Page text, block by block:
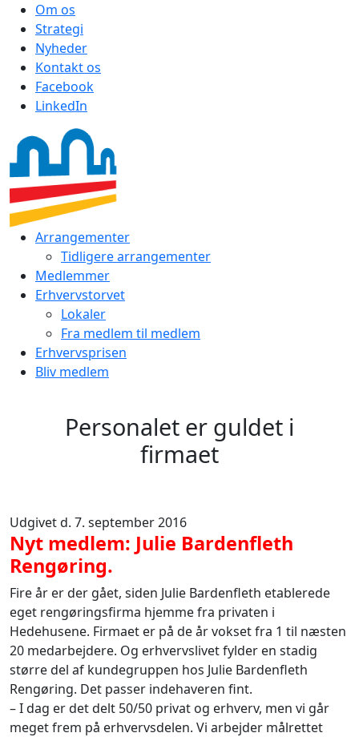
Om os
Strategi
Nyheder
Kontakt os
Facebook
LinkedIn
Arrangementer
Tidligere arrangementer
Medlemmer
Erhvervstorvet
Lokaler
Fra medlem til medlem
Erhvervsprisen
Bliv medlem
Personalet er guldet i
firmaet
Udgivet d. 7. september 2016
Nyt medlem: Julie Bardenfleth
Rengøring.
Fire år er der gået, siden Julie Bardenfleth etablerede
eget rengøringsfirma hjemme fra privaten i
Hedehusene. Firmaet er på de år vokset fra 1 til næsten
20 medarbejdere. Og erhvervslivet fylder en stadig
større del af kundegruppen hos Julie Bardenfleth
Rengøring. Det passer indehaveren fint.
– I dag er det delt 50/50 privat og erhverv, men vi går
meget frem på erhvervsdelen. Vi arbejder målrettet